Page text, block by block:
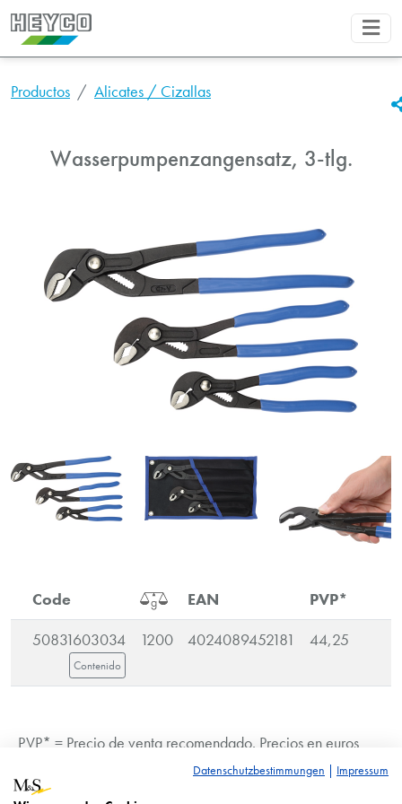
Productos Alicates / Cizallas
Wasserpumpenzangensatz, 3-tlg.
Code EAN PVP*
50831603034
Contenido
1200 4024089452181 44,25
PVP* = Precio de venta recomendado. Precios en euros
La imagen es similar. Sujetos a cambios técnicos.
Datenschutzbestimmungen | Impressum